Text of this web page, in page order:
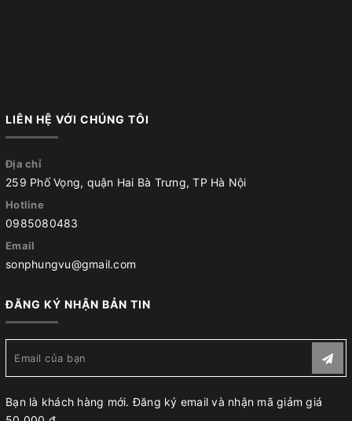
LIÊN HỆ VỚI CHÚNG TÔI
Địa chỉ
259 Phố Vọng, quận Hai Bà Trưng, TP Hà Nội
Hotline
0985080483
Email
sonphungvu@gmail.com
ĐĂNG KÝ NHẬN BẢN TIN
Bạn là khách hàng mới. Đăng ký email và nhận mã giảm giá